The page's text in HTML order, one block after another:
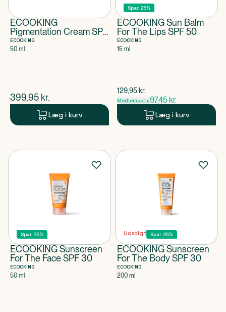
ECOOKING
Pigmentation Cream SPF
30
ECOOKING
50 ml
$nuværende pris
399,95 kr.
Læg i kurv
Spar 25%
ECOOKING Sun Balm
For The Lips SPF 50
ECOOKING
15 ml
$gammel pris
129,95 kr.
Medlemspris97,45 kr.
Læg i kurv
Spar 25%
ECOOKING Sunscreen
For The Face SPF 30
ECOOKING
50 ml
Udsolgt Spar 25%
ECOOKING Sunscreen
For The Body SPF 30
ECOOKING
200 ml